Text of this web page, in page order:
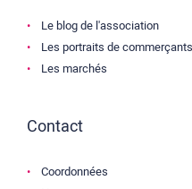
Le blog de l'association
Les portraits de commerçants
Les marchés
Contact
Coordonnées